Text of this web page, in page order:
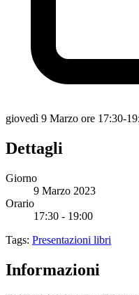
giovedì 9 Marzo ore 17:30-
Dettagli
Giorno
9 Marzo 2023
Orario
17:30 - 19:00
Tags: Presentazioni libri
Informazioni